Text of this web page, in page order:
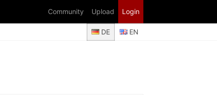
Login
Upload
Community
DE EN